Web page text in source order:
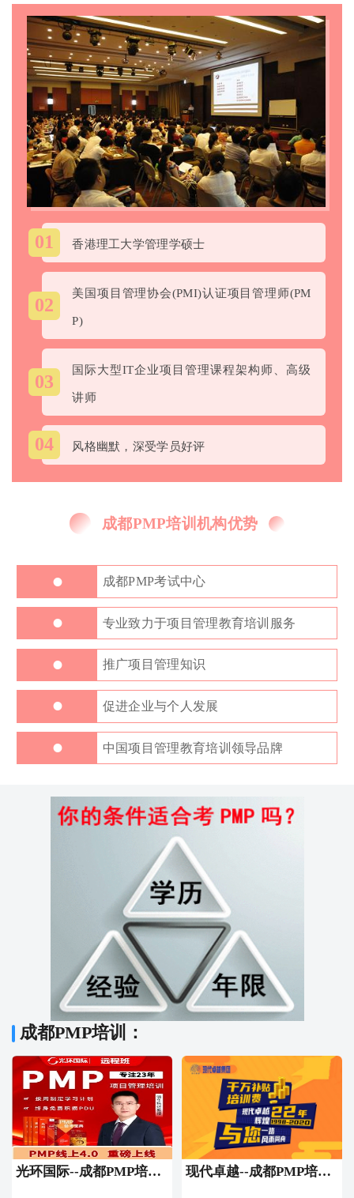
01 香港理工大学管理学硕士
02
美国项目管理协会(PMI)认证项目管理师(PM
P)
03
国际大型IT企业项目管理课程架构师、高级
讲师
04 风格幽默，深受学员好评
成都PMP培训机构优势
• 成都PMP考试中心
• 专业致力于项目管理教育培训服务
• 推广项目管理知识
• 促进企业与个人发展
• 中国项目管理教育培训领导品牌
成都PMP培训：
光环国际--成都PMP培训第一品牌 现代卓越--成都PMP培训团购